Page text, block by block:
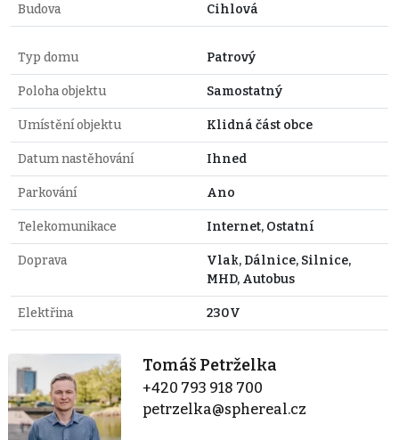
Budova Cihlová
Typ domu Patrový
Poloha objektu Samostatný
Umístění objektu Klidná část obce
Datum nastěhování Ihned
Parkování Ano
Telekomunikace Internet, Ostatní
Doprava
Vlak, Dálnice, Silnice,
MHD, Autobus
Elektřina 230V
Tomáš Petrželka
+420 793 918 700
petrzelka@sphereal.cz